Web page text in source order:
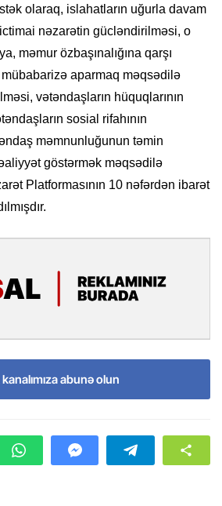
olaraq, islahatların uğurla davam
ictimai nəzarətin gücləndirilməsi, o
məmur özbaşınalığına qarşı
mübabarizə aparmaq məqsədilə
vətəndaşların hüquqlarının
sosial rifahının
məmnunluğunun təmin
göstərmək məqsədilə
Platformasının 10 nəfərdən ibarət
abunə olun